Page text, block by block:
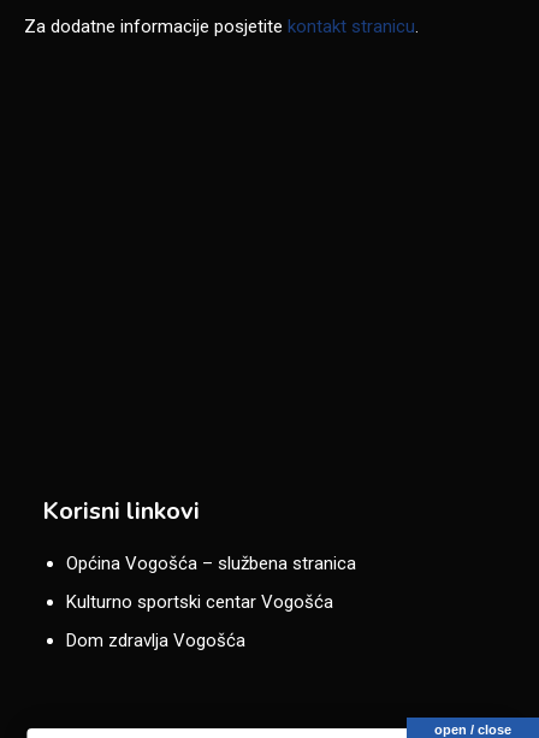
Za dodatne informacije posjetite kontakt stranicu
Korisni linkovi
Općina Vogošća – službena stranica
Kulturno sportski centar Vogošća
Dom zdravlja Vogošća
open / close